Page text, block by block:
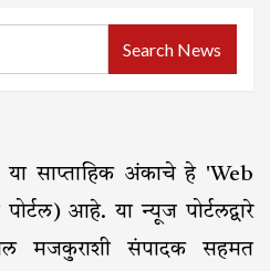
Search News
या साप्ताहिक अंकाचे हे 'Web
आहे. या न्यूज पोर्टलद्वारे
मजकुराशी संपादक सहमत